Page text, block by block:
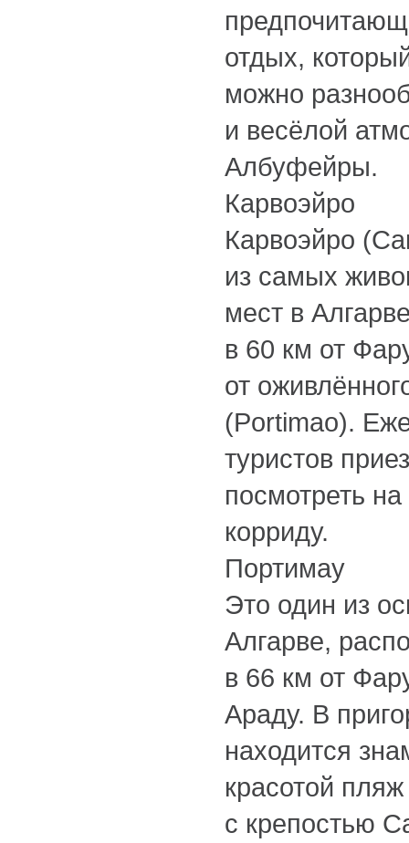
отдых,
можно
и весёлой
Албуфейры.
Карвоэйро
Карвоэйро
из самых
мест в
в 60 км от
от
(Portimao).
туристов
посмотреть
корриду.
Портимау
Это один из
Алгарве,
в 66 км от
Араду. В
находится
красотой
с крепостью